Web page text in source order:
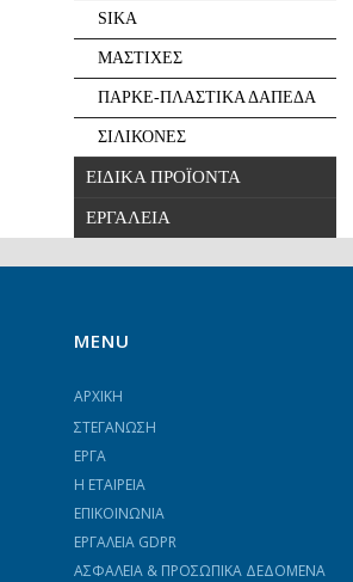
SIKA
ΜΑΣΤΙΧΕΣ
ΠΑΡΚΕ-ΠΛΑΣΤΙΚΑ ΔΑΠΕΔΑ
ΣΙΛΙΚΟΝΕΣ
ΕΙΔΙΚΑ ΠΡΟΪΟΝΤΑ
ΕΡΓΑΛΕΙΑ
MENU
ΑΡΧΙΚΗ
ΣΤΕΓΑΝΩΣΗ
ΕΡΓΑ
Η ΕΤΑΙΡΕΙΑ
ΕΠΙΚΟΙΝΩΝΙΑ
ΕΡΓΑΛΕΊΑ GDPR
ΑΣΦΆΛΕΙΑ & ΠΡΟΣΩΠΙΚΆ ΔΕΔΟΜΈΝΑ